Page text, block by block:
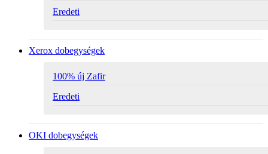
Eredeti
Xerox dobegységek
100% új Zafir
Eredeti
OKI dobegységek